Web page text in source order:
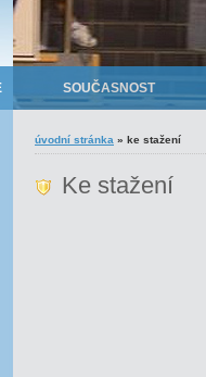
SOUČASNOST
úvodní stránka » ke stažení
Ke stažení